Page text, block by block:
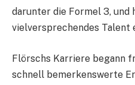
darunter die Formel 3, und
vielversprechendes Talent
Flörschs Karriere begann
schnell bemerkenswerte